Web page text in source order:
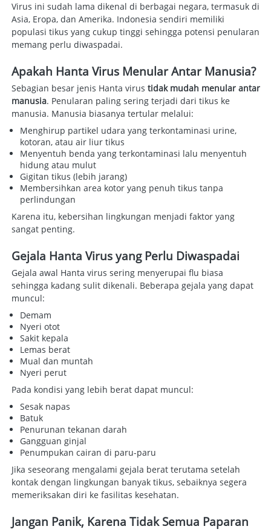
Virus ini sudah lama dikenal di berbagai negara, termasuk di
Asia, Eropa, dan Amerika. Indonesia sendiri memiliki
populasi tikus yang cukup tinggi sehingga potensi penularan
memang perlu diwaspadai.
Apakah Hanta Virus Menular Antar Manusia?
Sebagian besar jenis Hanta virus tidak mudah menular antar
manusia. Penularan paling sering terjadi dari tikus ke
manusia. Manusia biasanya tertular melalui:
Menghirup partikel udara yang terkontaminasi urine,
kotoran, atau air liur tikus
Menyentuh benda yang terkontaminasi lalu menyentuh
hidung atau mulut
Gigitan tikus (lebih jarang)
Membersihkan area kotor yang penuh tikus tanpa
perlindungan
Karena itu, kebersihan lingkungan menjadi faktor yang
sangat penting.
Gejala Hanta Virus yang Perlu Diwaspadai
Gejala awal Hanta virus sering menyerupai flu biasa
sehingga kadang sulit dikenali. Beberapa gejala yang dapat
muncul:
Demam
Nyeri otot
Sakit kepala
Lemas berat
Mual dan muntah
Nyeri perut
Pada kondisi yang lebih berat dapat muncul:
Sesak napas
Batuk
Penurunan tekanan darah
Gangguan ginjal
Penumpukan cairan di paru-paru
Jika seseorang mengalami gejala berat terutama setelah
kontak dengan lingkungan banyak tikus, sebaiknya segera
memeriksakan diri ke fasilitas kesehatan.
Jangan Panik, Karena Tidak Semua Paparan